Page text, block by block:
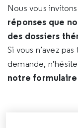
Nous vous
réponses que
des dossiers
Si vous n’avez
demande,
notre formulaire